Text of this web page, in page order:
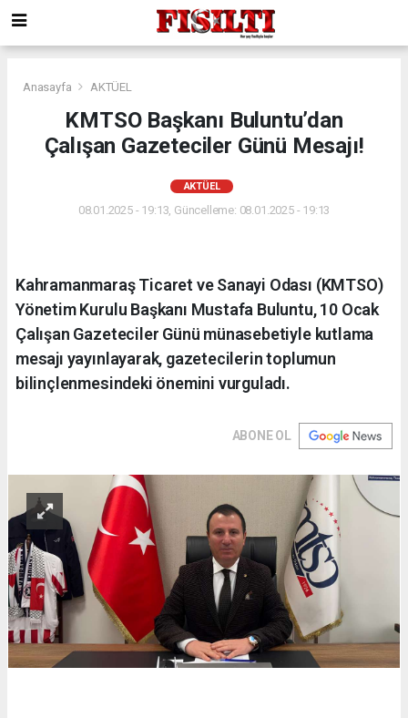
Anasayfa AKTÜEL
KMTSO Başkanı Buluntu’dan
Çalışan Gazeteciler Günü Mesajı!
AKTÜEL
08.01.2025 - 19:13, Güncelleme: 08.01.2025 - 19:13
Kahramanmaraş Ticaret ve Sanayi Odası (KMTSO)
Yönetim Kurulu Başkanı Mustafa Buluntu, 10 Ocak
Çalışan Gazeteciler Günü münasebetiyle kutlama
mesajı yayınlayarak, gazetecilerin toplumun
bilinçlenmesindeki önemini vurguladı.
ABONE OL